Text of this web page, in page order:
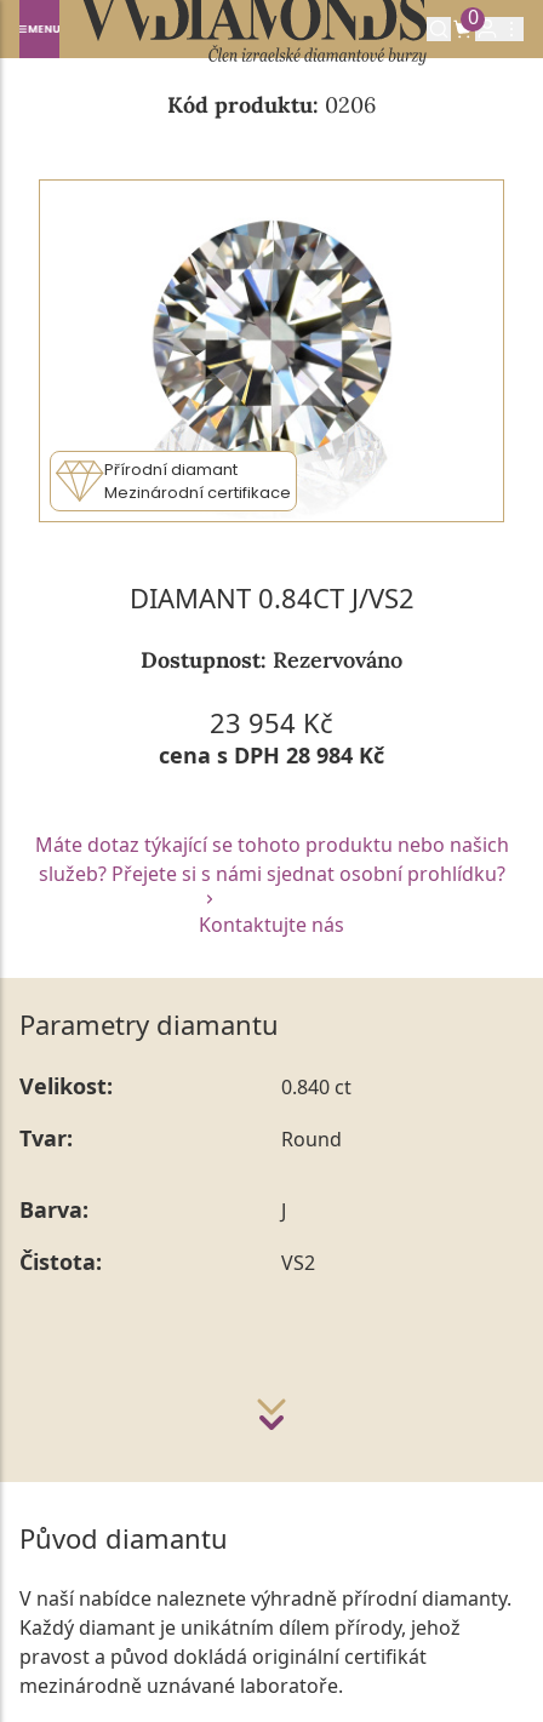
0
Domů NABÍDKA DIAMANTŮ 0.84CT J/VS2
Kód produktu: 0206
Přírodní diamant
Mezinárodní certifikace
DIAMANT 0.84CT J/VS2
Dostupnost: Rezervováno
23 954 Kč
cena s DPH 28 984 Kč
Máte dotaz týkající se tohoto produktu nebo našich
služeb? Přejete si s námi sjednat osobní prohlídku?
Kontaktujte nás
Parametry diamantu
Velikost: 0.840 ct
Tvar: Round
Barva: J
Čistota: VS2
Původ diamantu
V naší nabídce naleznete výhradně přírodní diamanty.
Každý diamant je unikátním dílem přírody, jehož
pravost a původ dokládá originální certifikát
mezinárodně uznávané laboratoře.